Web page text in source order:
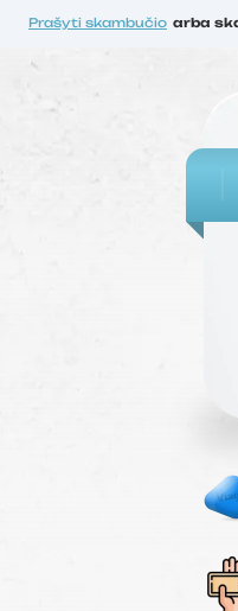
Prašyti skambučio arba